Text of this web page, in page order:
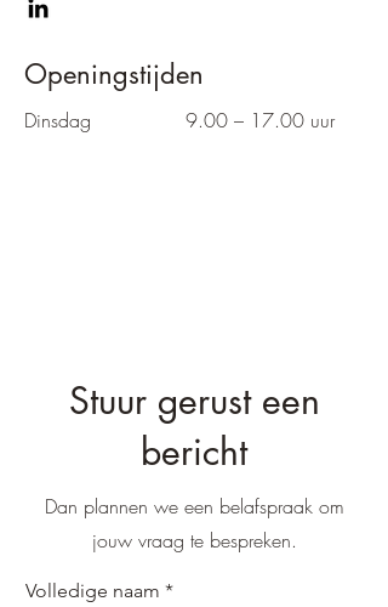
Openingstijden
Dinsdag 9.00 – 17.00 uur
Stuur gerust een
bericht
Dan plannen we een belafspraak om
jouw vraag te bespreken.
Volledige naam